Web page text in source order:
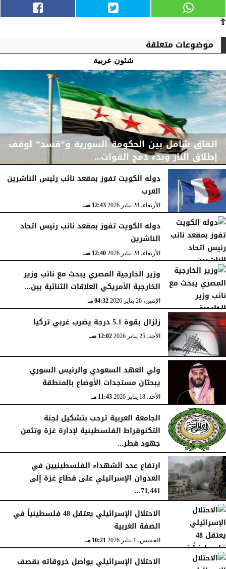
⇧
موضوعات متعلقة
شئون عربية
اتفاق شامل بين الحكومة السورية و”قسد” لوقف
إطلاق النار وبدء دمج القوات...
الجمعة، 30 يناير 2026 06:08 مـ
دوله الكويت تفوز بمقعد نائب رئيس الناشرين
العرب
الأربعاء، 28 يناير 2026 12:43 صـ
دوله الكويت تفوز بمقعد نائب رئيس اتحاد
الناشرين
الأربعاء، 28 يناير 2026 12:40 صـ
وزير الخارجية المصري يبحث مع نائب وزير
الخارجية الأمريكي العلاقات الثنائية بين...
الإثنين، 26 يناير 2026 04:32 مـ
زلزال بقوة 5.1 درجة يضرب غربي تركيا
الأحد، 25 يناير 2026 12:02 صـ
ولي العهد السعودي والرئيس السوري
يبحثان مستجدات الأوضاع بالمنطقة
الأحد، 18 يناير 2026 11:43 مـ
الجامعة العربية ترحب بتشكيل لجنة
التكنوقراط الفلسطينية لإدارة غزة وتثمن
جهود قطر...
الجمعة، 16 يناير 2026 09:09 مـ
ارتفاع عدد الشهداء الفلسطينيين في
العدوان الإسرائيلي على قطاع غزة إلى
71,441...
الجمعة، 16 يناير 2026
الاحتلال الإسرائيلي يعتقل 48 فلسطينياً في
الضفة الغربية
الخميس، 1 يناير 2026 10:21 مـ
الاحتلال الإسرائيلي يواصل خروقاته بقصف